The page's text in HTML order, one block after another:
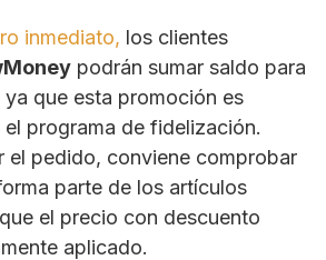
inmediato, los clientes
podrán sumar saldo para
que esta promoción es
el programa de fidelización.
el pedido, conviene comprobar
parte de los artículos
el precio con descuento
aplicado.